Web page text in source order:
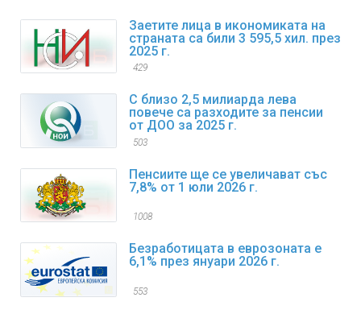
Заетите лица в икономиката на
страната са били 3 595,5 хил. през
2025 г.
429
С близо 2,5 милиарда лева
повече са разходите за пенсии
от ДОО за 2025 г.
503
Пенсиите ще се увеличават със
7,8% от 1 юли 2026 г.
1008
Безработицата в еврозоната е
6,1% през януари 2026 г.
553